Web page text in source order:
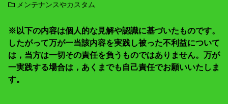
メンテナンスやカスタム
※以下の内容は個人的な見解や認識に基づいたものです。
したがって万が一当該内容を実践し被った不利益について
は，当方は一切その責任を負うものではありません。万が
一実践する場合は，あくまでも自己責任でお願いいたしま
す。